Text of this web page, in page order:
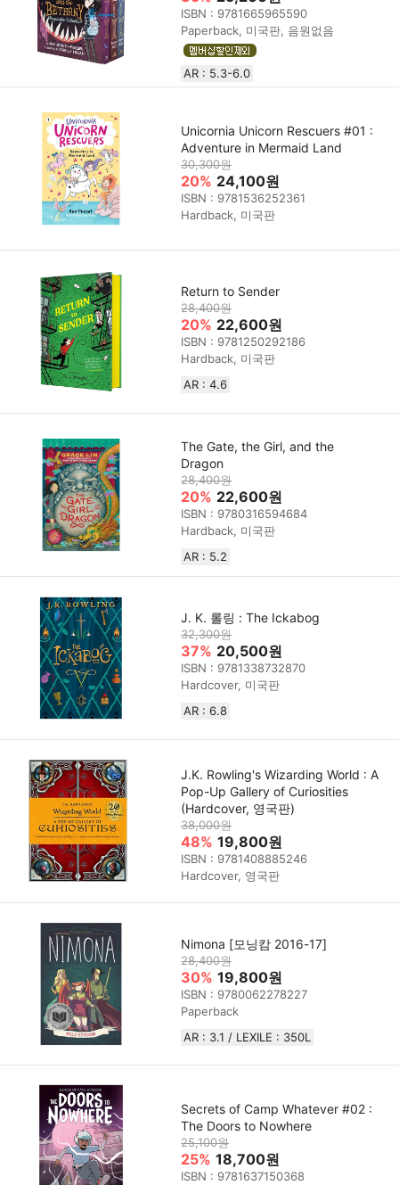
ISBN : 9781665965590
Paperback, 미국판, 음원없음
AR : 5.3-6.0
Unicornia Unicorn Rescuers #01 :
Adventure in Mermaid Land
30,300원
20% 24,100원
ISBN : 9781536252361
Hardback, 미국판
Return to Sender
28,400원
20% 22,600원
ISBN : 9781250292186
Hardback, 미국판
AR : 4.6
The Gate, the Girl, and the
Dragon
28,400원
20% 22,600원
ISBN : 9780316594684
Hardback, 미국판
AR : 5.2
J. K. 롤링 : The Ickabog
32,300원
37% 20,500원
ISBN : 9781338732870
Hardcover, 미국판
AR : 6.8
J.K. Rowling's Wizarding World : A
Pop-Up Gallery of Curiosities
(Hardcover, 영국판)
38,000원
48% 19,800원
ISBN : 9781408885246
Hardcover, 영국판
Nimona [모닝캄 2016-17]
28,400원
30% 19,800원
ISBN : 9780062278227
Paperback
AR : 3.1 / LEXILE : 350L
Secrets of Camp Whatever #02 :
The Doors to Nowhere
25,100원
25% 18,700원
ISBN : 9781637150368